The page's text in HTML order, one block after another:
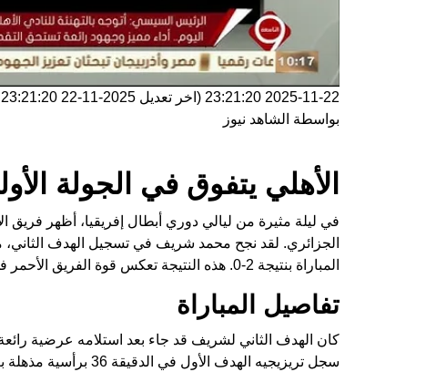
2025-11-22 23:21:20 (اخر تعديل 2025-11-22 23:21:20
بواسطة الشاهد نيوز
الأهلي يتفوق في الجولة
في ليلة مثيرة من ليالي دوري أبطال إفريقيا، أظهر فريق
الجزائري. لقد نجح محمد شريف في تسجيل الهدف
المباراة بنتيجة 2-0. هذه النتيجة تعكس قوة الفريق الأحمر في بداية مشواره في مرحلة المجموعات.
تفاصيل المباراة
سجل تريزيجيه الهدف